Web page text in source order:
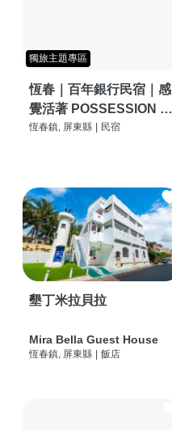
獨旅主題專區
恆春｜百年銀行民宿｜感
覺活著 POSSESSION |
背包客棧 | 恆春必住特色
恆春鎮, 屏東縣 民宿
墾丁米拉貝拉
Mira Bella Guest House
恆春鎮, 屏東縣 飯店